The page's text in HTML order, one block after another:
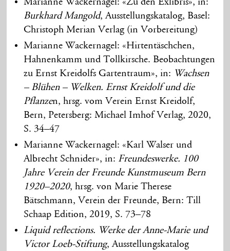
Burkhard Mangold, Ausstellungskatalog, Basel:
Christoph Merian Verlag (in Vorbereitung)
Marianne Wackernagel: «Hirtentäschchen,
Hahnenkamm und Tollkirsche. Beobachtungen
zu Ernst Kreidolfs Gartentraum», in: Wachsen
– Blühen – Welken. Ernst Kreidolf und die
Pflanzen, hrsg. vom Verein Ernst Kreidolf,
Bern, Petersberg: Michael Imhof Verlag, 2020,
S. 34–47
Marianne Wackernagel: «Karl Walser und
Albrecht Schnider», in: Freundeswerke. 100
Jahre Verein der Freunde Kunstmuseum Bern
1920–2020, hrsg. von Marie Therese
Bätschmann, Verein der Freunde, Bern: Till
Schaap Edition, 2019, S. 73–78
Liquid reflections. Werke der Anne-Marie und
Victor Loeb-Stiftung, Ausstellungskatalog